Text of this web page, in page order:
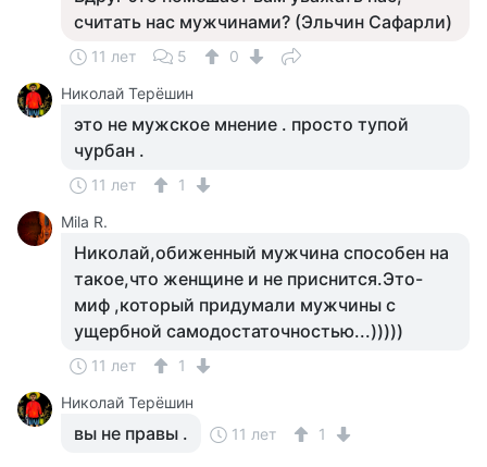
считать нас мужчинами? (Эльчин Сафарли)
11 лет 5
0
Николай Терёшин
это не мужское мнение . просто тупой
чурбан .
11 лет
1
Mila R.
Николай,обиженный мужчина способен на
такое,что женщине и не приснится.Это-
миф ,который придумали мужчины с
ущербной самодостаточностью...)))))
11 лет
1
Николай Терёшин
вы не правы . 11 лет 1